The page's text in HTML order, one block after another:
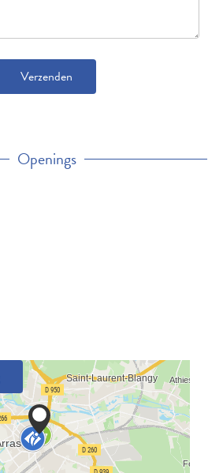
Verzenden
Openings